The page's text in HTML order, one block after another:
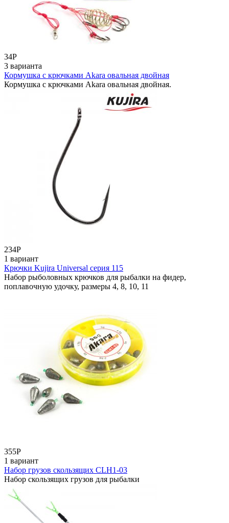
34Р
3 варианта
Кормушка с крючками Akara овальная двойная
Кормушка с крючками Akara овальная двойная.
234Р
1 вариант
Крючки Kujira Universal серия 115
Набор рыболовных крючков для рыбалки на фидер,
поплавочную удочку, размеры 4, 8, 10, 11
355Р
1 вариант
Набор грузов скользящих CLH1-03
Набор скользящих грузов для рыбалки